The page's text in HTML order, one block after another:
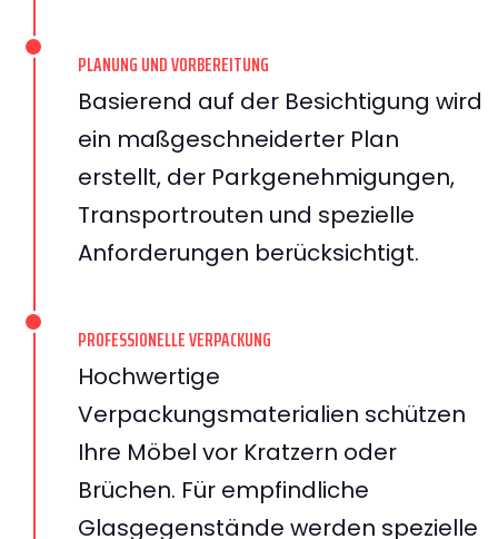
PLANUNG UND VORBEREITUNG
Basierend auf der Besichtigung wird
ein maßgeschneiderter Plan
erstellt, der Parkgenehmigungen,
Transportrouten und spezielle
Anforderungen berücksichtigt.
PROFESSIONELLE VERPACKUNG
Hochwertige
Verpackungsmaterialien schützen
Ihre Möbel vor Kratzern oder
Brüchen. Für empfindliche
Glasgegenstände werden spezielle